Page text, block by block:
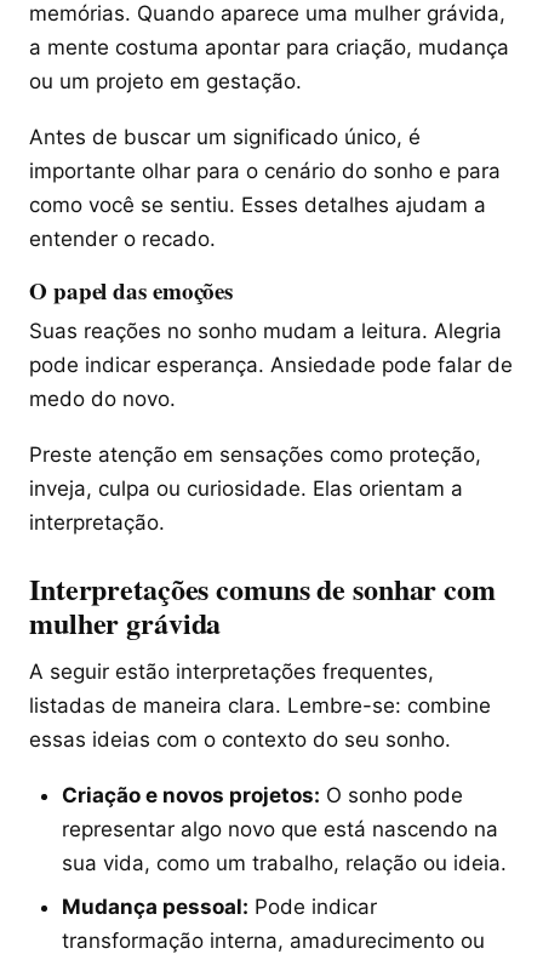
memórias. Quando aparece uma mulher grávida,
a mente costuma apontar para criação, mudança
ou um projeto em gestação.
Antes de buscar um significado único, é
importante olhar para o cenário do sonho e para
como você se sentiu. Esses detalhes ajudam a
entender o recado.
O papel das emoções
Suas reações no sonho mudam a leitura. Alegria
pode indicar esperança. Ansiedade pode falar de
medo do novo.
Preste atenção em sensações como proteção,
inveja, culpa ou curiosidade. Elas orientam a
interpretação.
Interpretações comuns de sonhar com
mulher grávida
A seguir estão interpretações frequentes,
listadas de maneira clara. Lembre-se: combine
essas ideias com o contexto do seu sonho.
Criação e novos projetos: O sonho pode
representar algo novo que está nascendo na
sua vida, como um trabalho, relação ou ideia.
Mudança pessoal: Pode indicar
transformação interna, amadurecimento ou